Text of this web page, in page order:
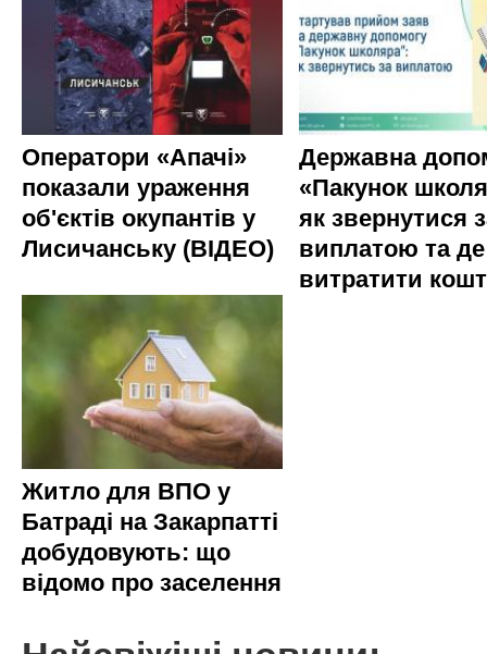
Оператори «Апачі»
показали ураження
об'єктів окупантів у
Лисичанську (ВІДЕО)
Державна
«Пакунок
як звернутися
виплатою та де
витратити
Житло для ВПО у
Батраді на Закарпатті
добудовують: що
відомо про заселення